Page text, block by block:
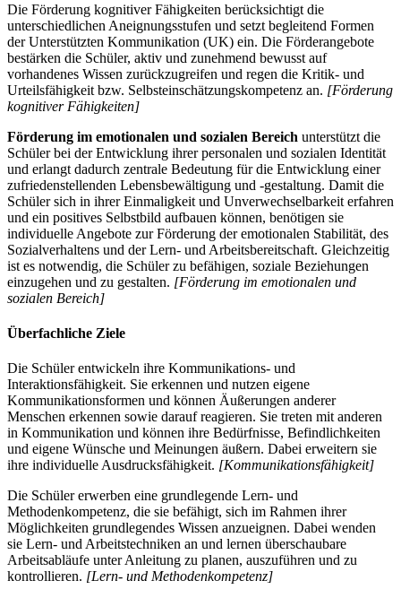
Die Förderung kognitiver Fähigkeiten berücksichtigt die
unterschiedlichen Aneignungsstufen und setzt begleitend Formen
der Unterstützten Kommunikation (UK) ein. Die Förderangebote
bestärken die Schüler, aktiv und zunehmend bewusst auf
vorhandenes Wissen zurückzugreifen und regen die Kritik- und
Urteilsfähigkeit bzw. Selbsteinschätzungskompetenz an. [Förderung
kognitiver Fähigkeiten]
Förderung im emotionalen und sozialen Bereich unterstützt die
Schüler bei der Entwicklung ihrer personalen und sozialen Identität
und erlangt dadurch zentrale Bedeutung für die Entwicklung einer
zufriedenstellenden Lebensbewältigung und -gestaltung. Damit die
Schüler sich in ihrer Einmaligkeit und Unverwechselbarkeit erfahren
und ein positives Selbstbild aufbauen können, benötigen sie
individuelle Angebote zur Förderung der emotionalen Stabilität, des
Sozialverhaltens und der Lern- und Arbeitsbereitschaft. Gleichzeitig
ist es notwendig, die Schüler zu befähigen, soziale Beziehungen
einzugehen und zu gestalten. [Förderung im emotionalen und
sozialen Bereich]
Überfachliche Ziele
Die Schüler entwickeln ihre Kommunikations- und
Interaktionsfähigkeit. Sie erkennen und nutzen eigene
Kommunikationsformen und können Äußerungen anderer
Menschen erkennen sowie darauf reagieren. Sie treten mit anderen
in Kommunikation und können ihre Bedürfnisse, Befindlichkeiten
und eigene Wünsche und Meinungen äußern. Dabei erweitern sie
ihre individuelle Ausdrucksfähigkeit. [Kommunikationsfähigkeit]
Die Schüler erwerben eine grundlegende Lern- und
Methodenkompetenz, die sie befähigt, sich im Rahmen ihrer
Möglichkeiten grundlegendes Wissen anzueignen. Dabei wenden
sie Lern- und Arbeitstechniken an und lernen überschaubare
Arbeitsabläufe unter Anleitung zu planen, auszuführen und zu
kontrollieren. [Lern- und Methodenkompetenz]